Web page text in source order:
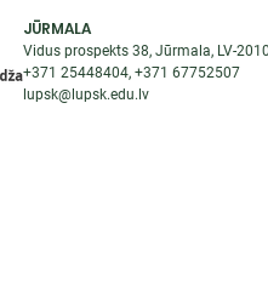
JŪRMALA
Vidus prospekts 38, Jūrmala, LV-
+371 25448404, +371 67752507
lupsk@lupsk.edu.lv